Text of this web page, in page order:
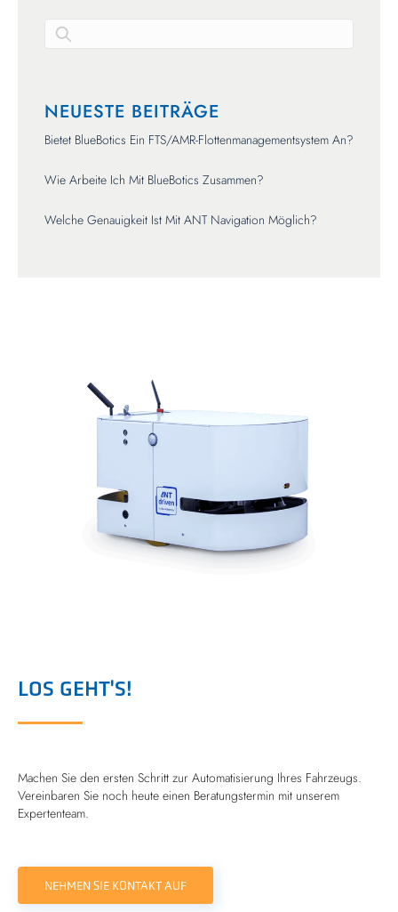
NEUESTE BEITRÄGE
Bietet BlueBotics Ein FTS/AMR-Flottenmanagementsystem An?
Wie Arbeite Ich Mit BlueBotics Zusammen?
Welche Genauigkeit Ist Mit ANT Navigation Möglich?
LOS GEHT'S!
Machen Sie den ersten Schritt zur Automatisierung Ihres Fahrzeugs.
Vereinbaren Sie noch heute einen Beratungstermin mit unserem
Expertenteam.
NEHMEN SIE KONTAKT AUF